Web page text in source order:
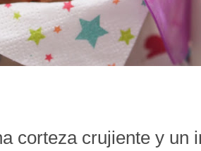
corteza crujiente y un